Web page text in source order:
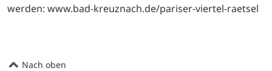
werden: www.bad-kreuznach.de/pariser-viertel-raetsel
Nach oben